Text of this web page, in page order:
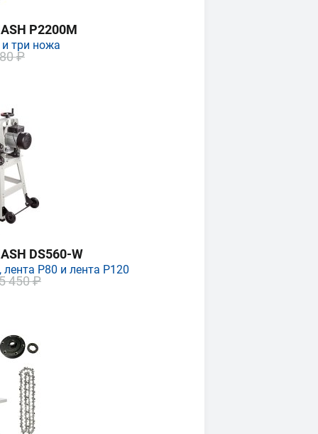
P2200M
три ножа
₽
DS560-W
P80 и лента P120
450 ₽